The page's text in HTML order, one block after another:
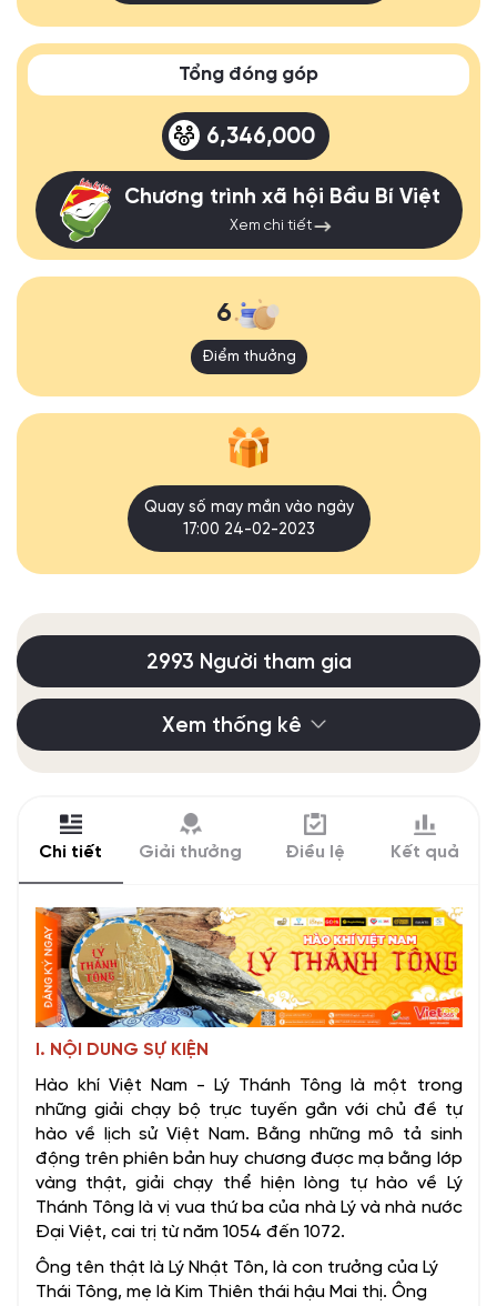
Tổng đóng góp
6,346,000
Chương trình xã hội Bầu Bí Việt
Xem chi tiết
6
Điểm thưởng
Quay số may mắn vào ngày
17:00 24-02-2023
2993 Người tham gia
Xem thống kê
Chi tiết Giải thưởng Điều lệ Kết quả
I. NỘI DUNG SỰ KIỆN
Hào khí Việt Nam - Lý Thánh Tông là một trong
những giải chạy bộ trực tuyến gắn với chủ đề tự
hào về lịch sử Việt Nam. Bằng những mô tả sinh
động trên phiên bản huy chương được mạ bằng lớp
vàng thật, giải chạy thể hiện lòng tự hào về Lý
Thánh Tông là vị vua thứ ba của nhà Lý và nhà nước
Đại Việt, cai trị từ năm 1054 đến 1072.
Ông tên thật là Lý Nhật Tôn, là con trưởng của Lý
Thái Tông, mẹ là Kim Thiên thái hậu Mai thị. Ông